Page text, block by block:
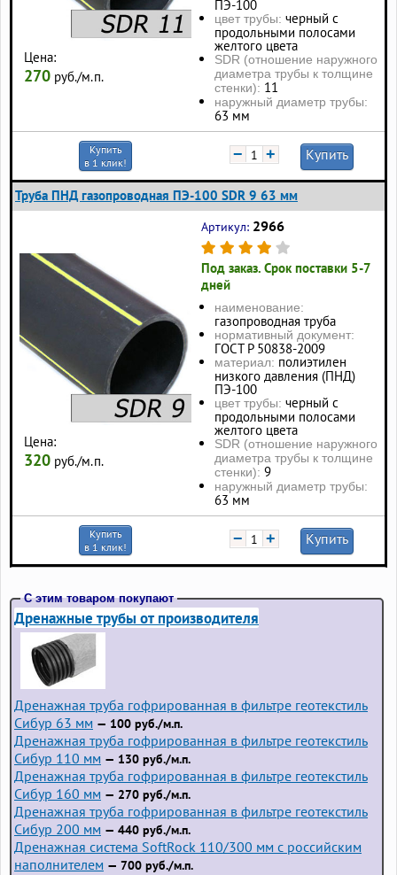
Цена:
270 руб./м.п.
ПЭ-100
цвет трубы: черный с
продольными полосами
желтого цвета
SDR (отношение наружного
диаметра трубы к толщине
стенки): 11
наружный диаметр трубы:
63 мм
Купить
в 1 клик!
− + Купить
Труба ПНД газопроводная ПЭ-100 SDR 9 63 мм
Цена:
320 руб./м.п.
Артикул: 2966
Под заказ. Срок поставки 5-7
дней
наименование:
газопроводная труба
нормативный документ:
ГОСТ Р 50838-2009
материал: полиэтилен
низкого давления (ПНД)
ПЭ-100
цвет трубы: черный с
продольными полосами
желтого цвета
SDR (отношение наружного
диаметра трубы к толщине
стенки): 9
наружный диаметр трубы:
63 мм
Купить
в 1 клик!
− + Купить
С этим товаром покупают
Дренажные трубы от производителя
Дренажная труба гофрированная в фильтре геотекстиль
Сибур 63 мм — 100 руб./м.п.
Дренажная труба гофрированная в фильтре геотекстиль
Сибур 110 мм — 130 руб./м.п.
Дренажная труба гофрированная в фильтре геотекстиль
Сибур 160 мм — 270 руб./м.п.
Дренажная труба гофрированная в фильтре геотекстиль
Сибур 200 мм — 440 руб./м.п.
Дренажная система SoftRock 110/300 мм с российским
наполнителем — 700 руб./м.п.